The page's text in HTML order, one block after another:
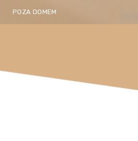
POZA DOMEM